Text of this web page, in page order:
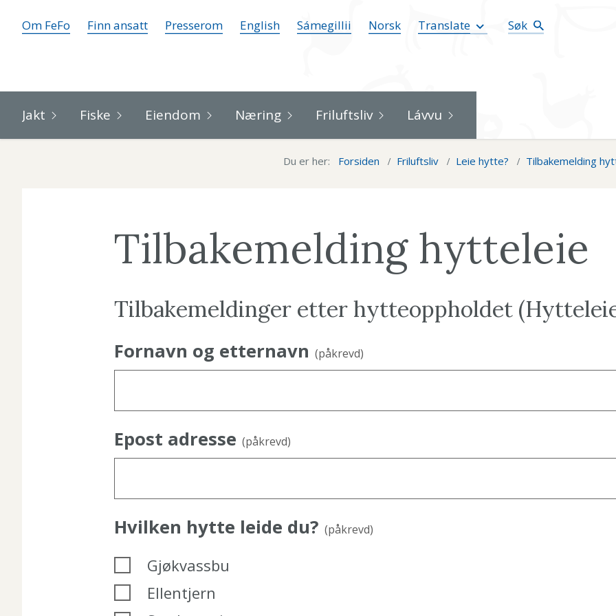
Om FeFo Finn ansatt Presserom English Sámegillii Norsk Translate Søk
Jakt Fiske Eiendom Næring Friluftsliv Lávvu
Du er her: Forsiden Friluftsliv Leie hytte? Tilbakemelding
Tilbakemelding hytteleie
Tilbakemeldinger etter hytteoppholdet
Fornavn og etternavn (påkrevd)
Epost adresse (påkrevd)
Hvilken hytte leide du? (påkrevd)
Gjøkvassbu
Ellentjern